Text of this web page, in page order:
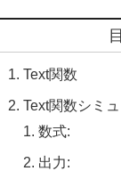
Text関数
Text関数シミ
数式:
出力: